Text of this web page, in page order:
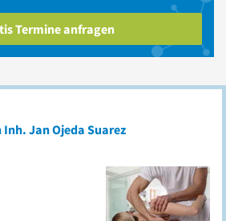
Termine anfragen
Jan Ojeda Suarez